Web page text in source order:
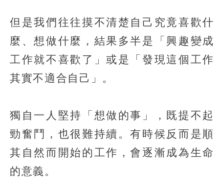
但是我們往往摸不清楚自己究竟喜歡什
麼、想做什麼，結果多半是「興趣變成
工作就不喜歡了」或是「發現這個工作
其實不適合自己」。
獨自一人堅持「想做的事」，既提不起
勁奮鬥，也很難持續。有時候反而是順
其自然而開始的工作，會逐漸成為生命
的意義。